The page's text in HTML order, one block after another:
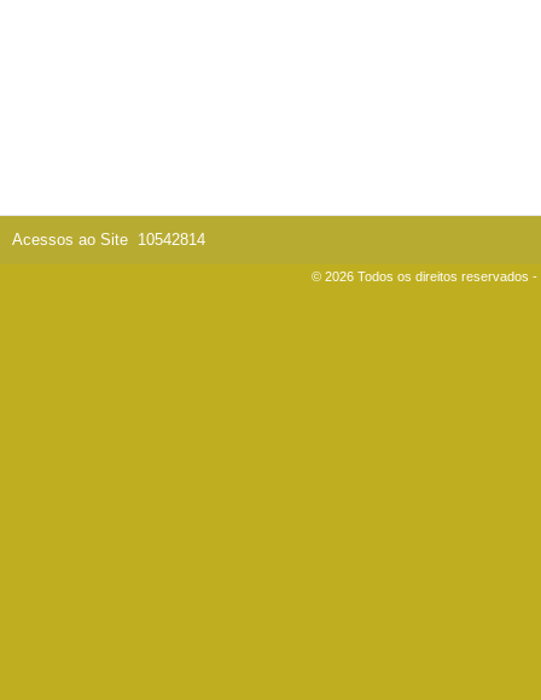
Acessos ao Site 10542814
© 2026 Todos os direitos reservados -